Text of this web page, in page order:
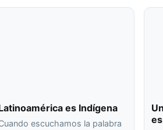
es Indígena
escuchamos la palabra